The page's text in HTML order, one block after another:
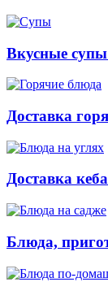
Вкусные супы
Доставка
Доставка
Блюда,